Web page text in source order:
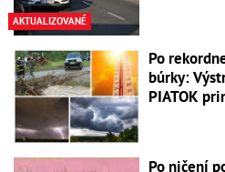
AKTUALIZOVANÉ
Po
búrky:
PIATOK
Po ničení